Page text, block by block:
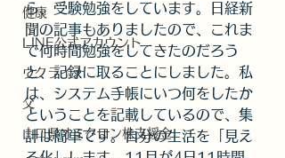
健康
LINE公式アカウント
ウクライナ
父
山口県オミクロン株支援金
ら、受験勉強をしています。日経新
聞の記事もありましたので、これま
で何時間勉強をしてきたのだろう
と、記録に取ることにしました。私
は、システム手帳にいつ何をしたか
ということを記載しているので、集
計は簡単です。自分の生活を「見え